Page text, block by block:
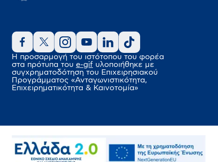
Η προσαρμογή του ιστότοπου του φορέα
στα πρότυπα του e-gif υλοποιήθηκε με
συγχρηματοδότηση του Επιχειρησιακού
Προγράμματος «Ανταγωνιστικότητα,
Επιχειρηματικότητα & Καινοτομία»